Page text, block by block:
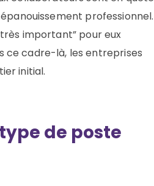
professionnel.
important” pour eux
ce cadre-là, les entreprises
initial.
de poste